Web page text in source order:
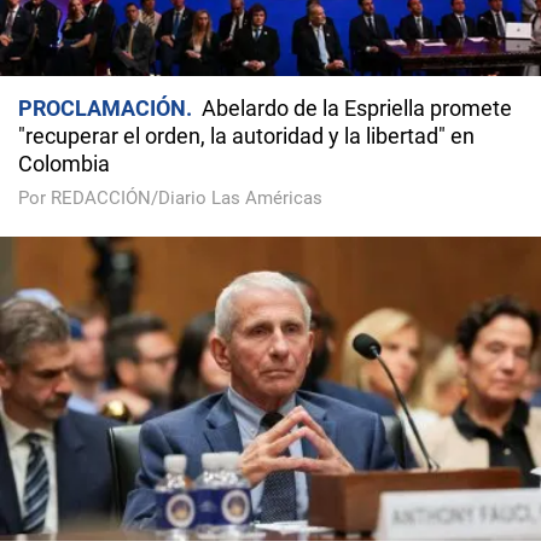
PROCLAMACIÓN
Abelardo de la Espriella promete
"recuperar el orden, la autoridad y la libertad" en
Colombia
Por REDACCIÓN/Diario Las Américas